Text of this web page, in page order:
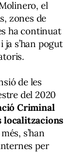
el
zones de
ha continuat
s’han pogut
de les
del 2020
Criminal
localitzacions
s’han
per